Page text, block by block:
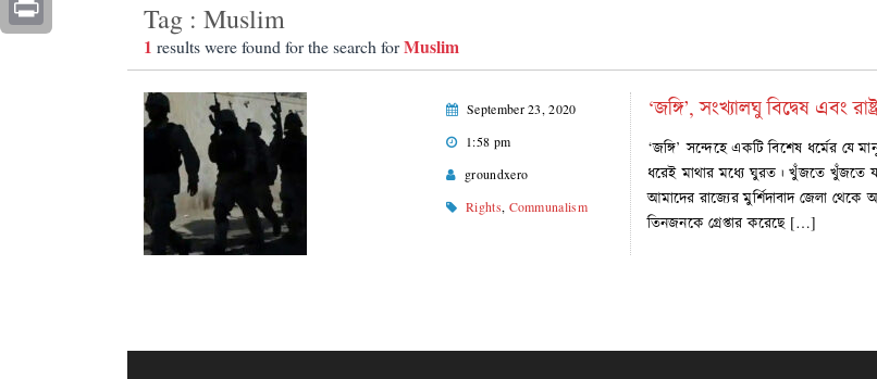
Tag : Muslim
1 results were found for the search forMuslim
September 23, 2020
1:58 pm
groundxero
Rights, Communalism
‘জঙ্গি’, সংখ্যালঘু বিদ্বেষ এবং
‘জঙ্গি’ সন্দেহে একটি বিশেষ ধর্মের যে
ধরেই মাথার মধ্যে ঘুরত। খুঁজতে খুঁজতে
আমাদের রাজ্যের মুর্শিদাবাদ জেলা
তিনজনকে গ্রেপ্তার করেছে […]